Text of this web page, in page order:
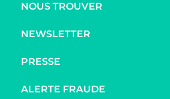
NOUS TROUVER
NEWSLETTER
PRESSE
ALERTE FRAUDE